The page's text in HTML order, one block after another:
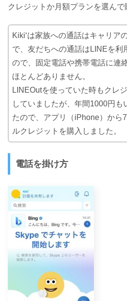
クレジットか月額プランを選んで
Kiki‘は家族への通話はキャリア
で、友だちへの通話はLINEを利
ので、固定電話や携帯電話に連
ほとんどありません。
LINEOutを使っていた時もクレ
していましたが、年間1000円も
たので、 アプリ（iPhone）から
ルクレジットを購入しました。
電話を掛け方